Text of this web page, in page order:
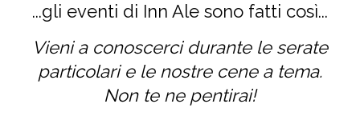
...gli eventi di Inn Ale sono fatti così...
Vieni a conoscerci durante le serate
particolari e le nostre cene a tema.
Non te ne pentirai!